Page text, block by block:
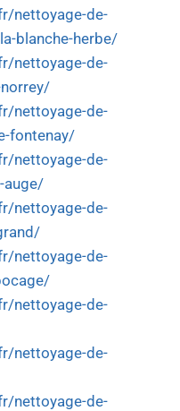
nettoyage-de-
blanche-herbe/
nettoyage-de-
nettoyage-de-
fontenay/
nettoyage-de-
auge/
nettoyage-de-
nettoyage-de-
nettoyage-de-
nettoyage-de-
nettoyage-de-